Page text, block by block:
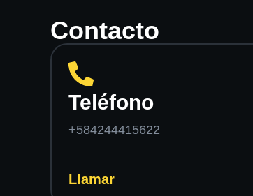
Contacto
Teléfono
+584244415622
Llamar